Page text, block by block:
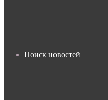
Поиск новостей